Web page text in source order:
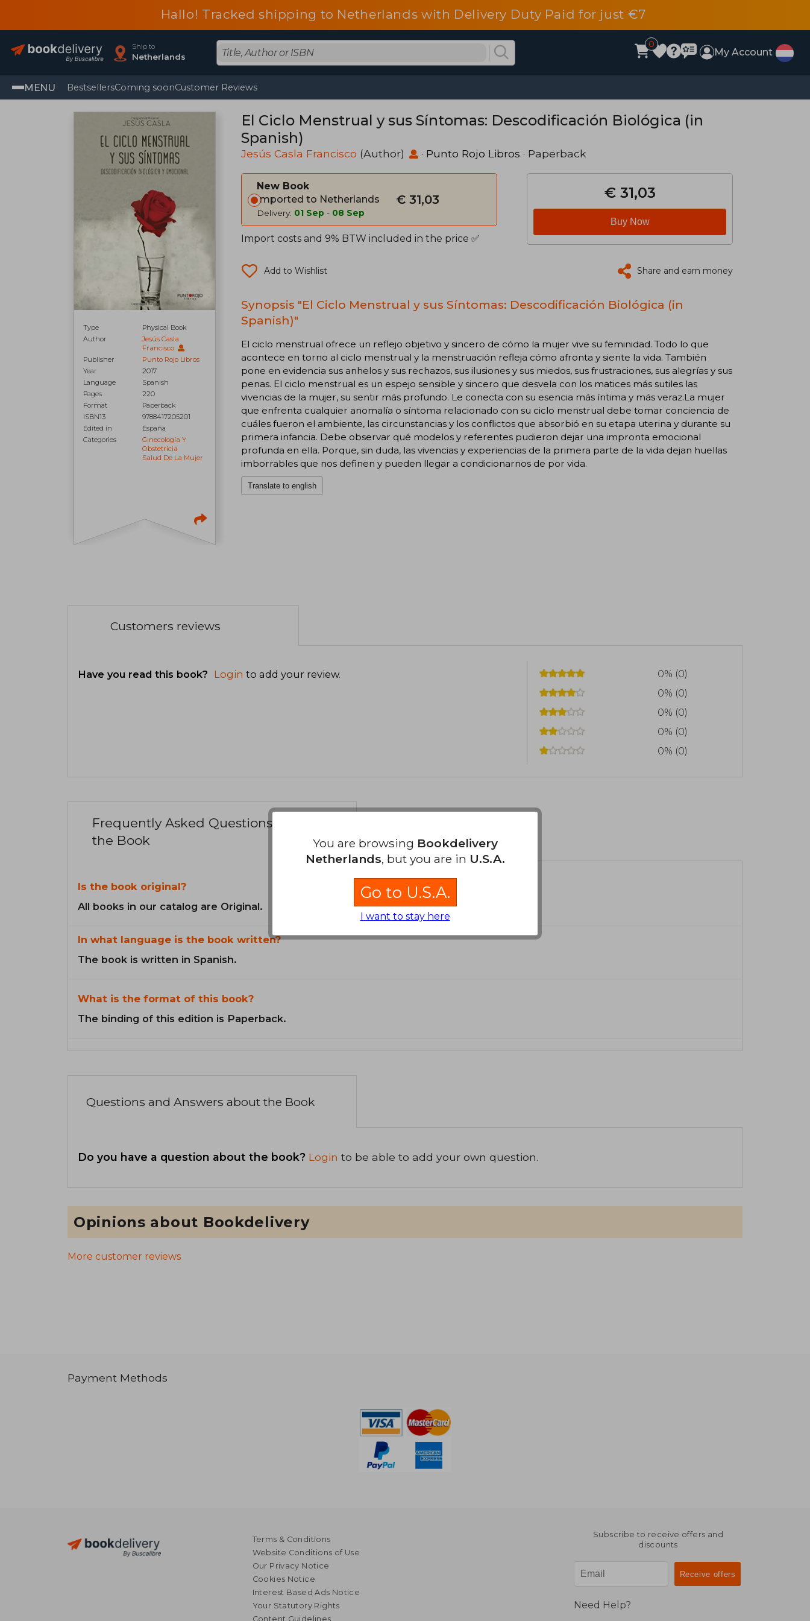
Hallo! Tracked shipping to Netherlands with Delivery Duty Paid for just €7
Ship to
Netherlands
0
My Account
MENU BestsellersComing soonCustomer Reviews
Type
Physical Book
Author
Jesús Casla
Francisco
Publisher
Punto Rojo Libros
Year
2017
Language
Spanish
Pages
220
Format
Paperback
ISBN13
9788417205201
Edited in
España
Categories
Ginecología Y
Obstetricia
Salud De La Mujer
El Ciclo Menstrual y sus Síntomas: Descodificación Biológica (in
Spanish)
Jesús Casla Francisco (Author) · Punto Rojo Libros · Paperback
New Book
Imported to Netherlands
Delivery: 01 Sep - 08 Sep
€ 31,03
Import costs and 9% BTW included in the price ✅
€ 31,03
Buy Now
Add to Wishlist Share and earn money
Synopsis "El Ciclo Menstrual y sus Síntomas: Descodificación Biológica (in
Spanish)"
El ciclo menstrual ofrece un reflejo objetivo y sincero de cómo la mujer vive su feminidad. Todo lo que
acontece en torno al ciclo menstrual y la menstruación refleja cómo afronta y siente la vida. También
pone en evidencia sus anhelos y sus rechazos, sus ilusiones y sus miedos, sus frustraciones, sus alegrías y sus
penas. El ciclo menstrual es un espejo sensible y sincero que desvela con los matices más sutiles las
vivencias de la mujer, su sentir más profundo. Le conecta con su esencia más íntima y más veraz.La mujer
que enfrenta cualquier anomalía o síntoma relacionado con su ciclo menstrual debe tomar conciencia de
cuáles fueron el ambiente, las circunstancias y los conflictos que absorbió en su etapa uterina y durante su
primera infancia. Debe observar qué modelos y referentes pudieron dejar una impronta emocional
profunda en ella. Porque, sin duda, las vivencias y experiencias de la primera parte de la vida dejan huellas
imborrables que nos definen y pueden llegar a condicionarnos de por vida.
Translate to english
Customers reviews
Have you read this book? Login to add your review.
0% (0)
0% (0)
0% (0)
0% (0)
0% (0)
Frequently Asked Questions about
the Book
Is the book original?
All books in our catalog are Original.
In what language is the book written?
The book is written in Spanish.
What is the format of this book?
The binding of this edition is Paperback.
Questions and Answers about the Book
Do you have a question about the book? Login to be able to add your own question.
Opinions about Bookdelivery
More customer reviews
Payment Methods
Terms & Conditions
Website Conditions of Use
Our Privacy Notice
Cookies Notice
Interest Based Ads Notice
Your Statutory Rights
Content Guidelines
Subscribe to receive offers and
discounts
Need Help?
You are browsing Bookdelivery
Netherlands, but you are in U.S.A.
Go to U.S.A.
I want to stay here